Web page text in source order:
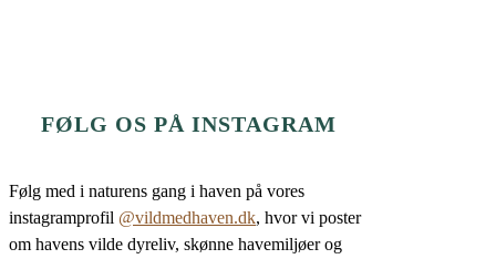
FØLG OS PÅ INSTAGRAM
Følg med i naturens gang i haven på vores
instagramprofil @vildmedhaven.dk, hvor vi poster
om havens vilde dyreliv, skønne havemiljøer og